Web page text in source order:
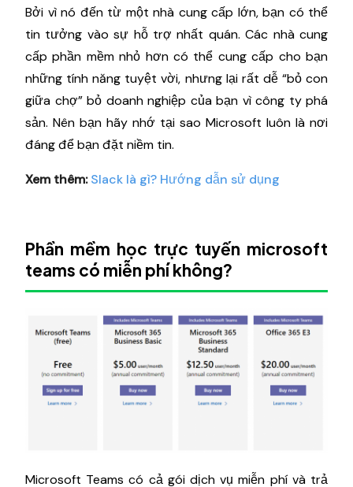
Bởi vì nó đến từ một nhà cung cấp lớn, bạn có thể
tin tưởng vào sự hỗ trợ nhất quán. Các nhà cung
cấp phần mềm nhỏ hơn có thể cung cấp cho bạn
những tính năng tuyệt vời, nhưng lại rất dễ “bỏ con
giữa chợ” bỏ doanh nghiệp của bạn vì công ty phá
sản. Nên bạn hãy nhớ tại sao Microsoft luôn là nơi
đáng để bạn đặt niềm tin.
Xem thêm: Slack là gì? Hướng dẫn sử dụng
Phần mềm học trực tuyến microsoft
teams có miễn phí không?
Microsoft Teams có cả gói dịch vụ miễn phí và trả